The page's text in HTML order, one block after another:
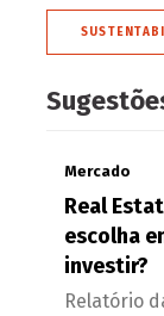
Mercado
Real
escolha
investir?
Relatório